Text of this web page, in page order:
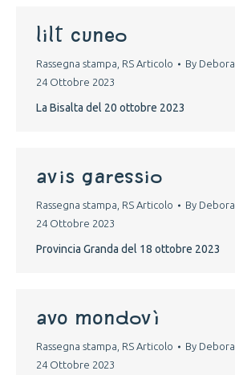
lilt cuneo
Rassegna stampa RS Articolo By Debora
24 Ottobre 2023
La Bisalta del 20 ottobre 2023
avis garessio
Rassegna stampa RS Articolo By Debora
24 Ottobre 2023
Provincia Granda del 18 ottobre 2023
avo mondovì
Rassegna stampa RS Articolo By Debora
24 Ottobre 2023